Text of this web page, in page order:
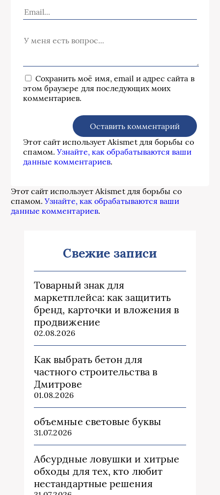
Сохранить моё имя, email и адрес сайта в
этом браузере для последующих моих
комментариев.
Этот сайт использует Akismet для борьбы со
спамом.Узнайте, как обрабатываются ваши
данные комментариев.
Этот сайт использует Akismet для борьбы со
спамом.Узнайте, как обрабатываются ваши
данные комментариев.
Свежие записи
Товарный знак для
маркетплейса: как защитить
бренд, карточки и вложения в
продвижение
02.08.2026
Как выбрать бетон для
частного строительства в
Дмитрове
01.08.2026
объемные световые буквы
31.07.2026
Абсурдные ловушки и хитрые
обходы для тех, кто любит
нестандартные решения